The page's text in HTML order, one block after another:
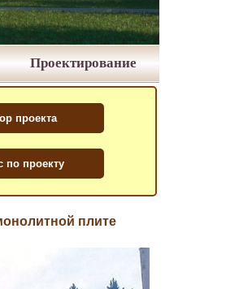
Проектирование
плите